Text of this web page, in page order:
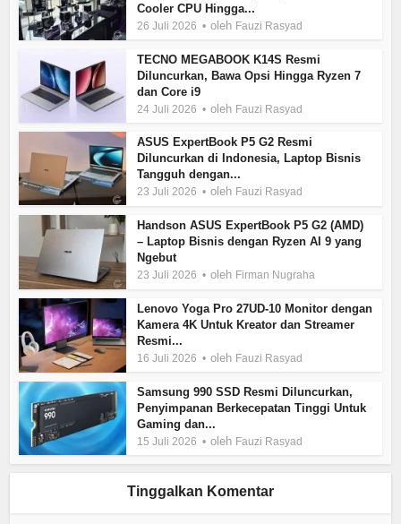
Cooler CPU Hingga...
26 Juli 2026 oleh Fauzi Rasyad
TECNO MEGABOOK K14S Resmi
Diluncurkan, Bawa Opsi Hingga Ryzen 7
dan Core i9
24 Juli 2026 oleh Fauzi Rasyad
ASUS ExpertBook P5 G2 Resmi
Diluncurkan di Indonesia, Laptop Bisnis
Tangguh dengan...
23 Juli 2026 oleh Fauzi Rasyad
Handson ASUS ExpertBook P5 G2 (AMD)
– Laptop Bisnis dengan Ryzen AI 9 yang
Ngebut
23 Juli 2026 oleh Firman Nugraha
Lenovo Yoga Pro 27UD-10 Monitor dengan
Kamera 4K Untuk Kreator dan Streamer
Resmi...
16 Juli 2026 oleh Fauzi Rasyad
Samsung 990 SSD Resmi Diluncurkan,
Penyimpanan Berkecepatan Tinggi Untuk
Gaming dan...
15 Juli 2026 oleh Fauzi Rasyad
Tinggalkan Komentar